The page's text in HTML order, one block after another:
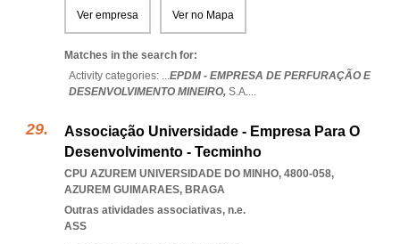
Ver empresa Ver no Mapa
Matches in the search for:
Activity categories: ...EPDM - EMPRESA DE PERFURAÇÃO E
DESENVOLVIMENTO MINEIRO, S.A....
Associação Universidade - Empresa Para O
Desenvolvimento - Tecminho
CPU AZUREM UNIVERSIDADE DO MINHO, 4800-058,
AZUREM GUIMARAES, BRAGA
Outras atividades associativas, n.e.
ASS